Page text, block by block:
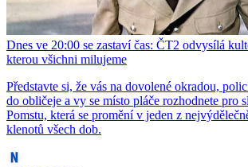
Dnes ve 20:00 se zastaví čas: ČT2 odvysílá
kterou všichni milujeme
Představte si, že vás na dovolené okradou,
do obličeje a vy se místo pláče rozhodnete pro
Pomstu, která se promění v jeden z
klenotů všech dob.